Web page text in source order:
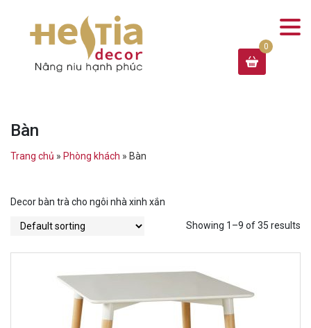
Bàn
Trang chủ » Phòng khách » Bàn
Decor bàn trà cho ngôi nhà xinh xắn
Showing 1–9 of 35 results